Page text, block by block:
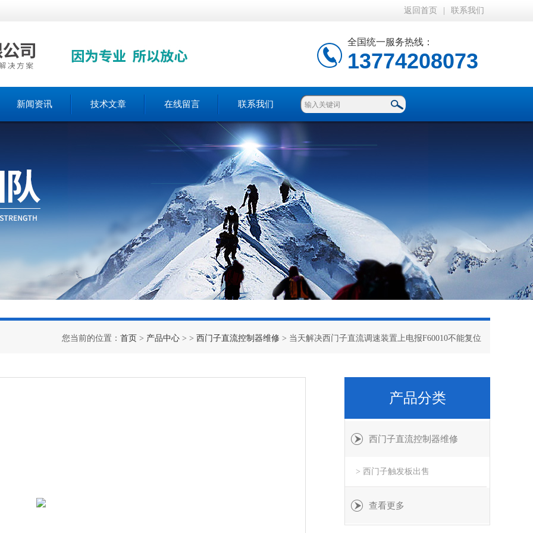
返回首页 联系我们
全国统一服务热线：
13774208073
新闻资讯 技术文章 在线留言 联系我们
您当前的位置： 首页 > 产品中心 > > 西门子直流控制器维修 > 当天解决西门子直流调速装置上电报F60010不能复位
产品分类
西门子直流控制器维修
> 西门子触发板出售
查看更多